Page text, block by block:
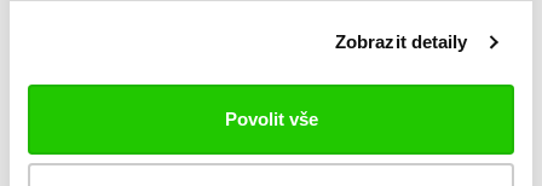
Zobrazit detaily
Povolit vše
Možnost vyzkoušení a výběru na míru na